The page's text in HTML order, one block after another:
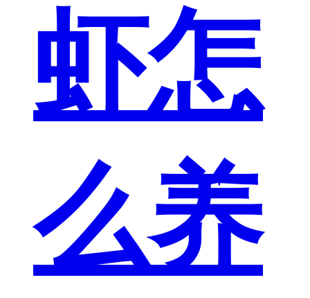
虾怎
么养